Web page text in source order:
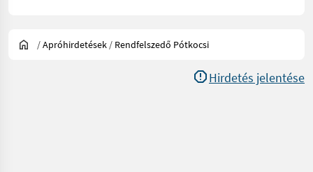
/Apróhirdetések / Rendfelszedő Pótkocsi
Hirdetés jelentése